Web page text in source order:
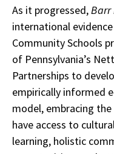
As it progressed,Barr
international
Community Schools
of Pennsylvania’s
Partnerships to
empirically informed
model, embracing
have access to
learning, holistic